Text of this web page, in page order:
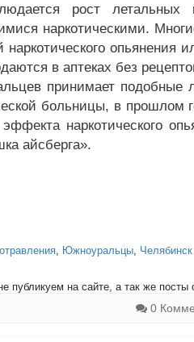
рост летальных
наркотическими.
опьянения
в аптеках без
принимает подобные
больницы, в прошлом
наркотического
айсберга».
отравления, Южноуральцы, Челябинск
публикуем на сайте, а так же посты
0